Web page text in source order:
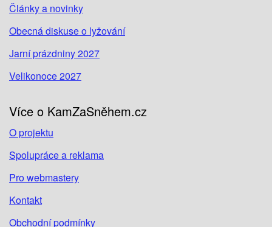
Články a novinky
Obecná diskuse o lyžování
Jarní prázdniny 2027
Velikonoce 2027
Více o KamZaSněhem.cz
O projektu
Spolupráce a reklama
Pro webmastery
Kontakt
Obchodní podmínky